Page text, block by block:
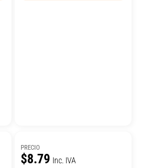
PRECIO
$8.79 Inc. IVA